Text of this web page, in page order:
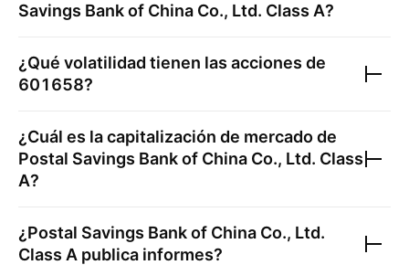
Savings Bank of China Co., Ltd. Class A?
¿Qué volatilidad tienen las acciones de
601658?
¿Cuál es la capitalización de mercado de
Postal Savings Bank of China Co., Ltd. Class
A?
¿Postal Savings Bank of China Co., Ltd.
Class A publica informes?